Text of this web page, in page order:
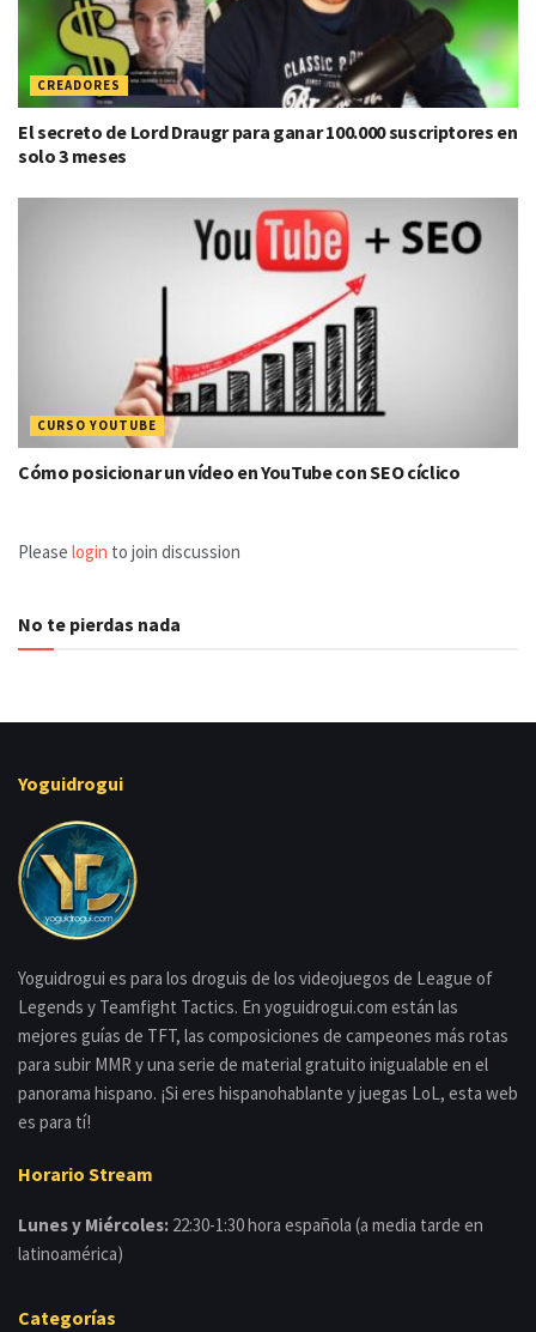
CREADORES
El secreto de Lord Draugr para ganar 100.000 suscriptores en
solo 3 meses
CURSO YOUTUBE
Cómo posicionar un vídeo en YouTube con SEO cíclico
Please login to join discussion
No te pierdas nada
Yoguidrogui
Yoguidrogui es para los droguis de los videojuegos de League of
Legends y Teamfight Tactics. En yoguidrogui.com están las
mejores guías de TFT, las composiciones de campeones más rotas
para subir MMR y una serie de material gratuito inigualable en el
panorama hispano. ¡Si eres hispanohablante y juegas LoL, esta web
es para tí!
Horario Stream
Lunes y Miércoles: 22:30-1:30 hora española (a media tarde en
latinoamérica)
Categorías